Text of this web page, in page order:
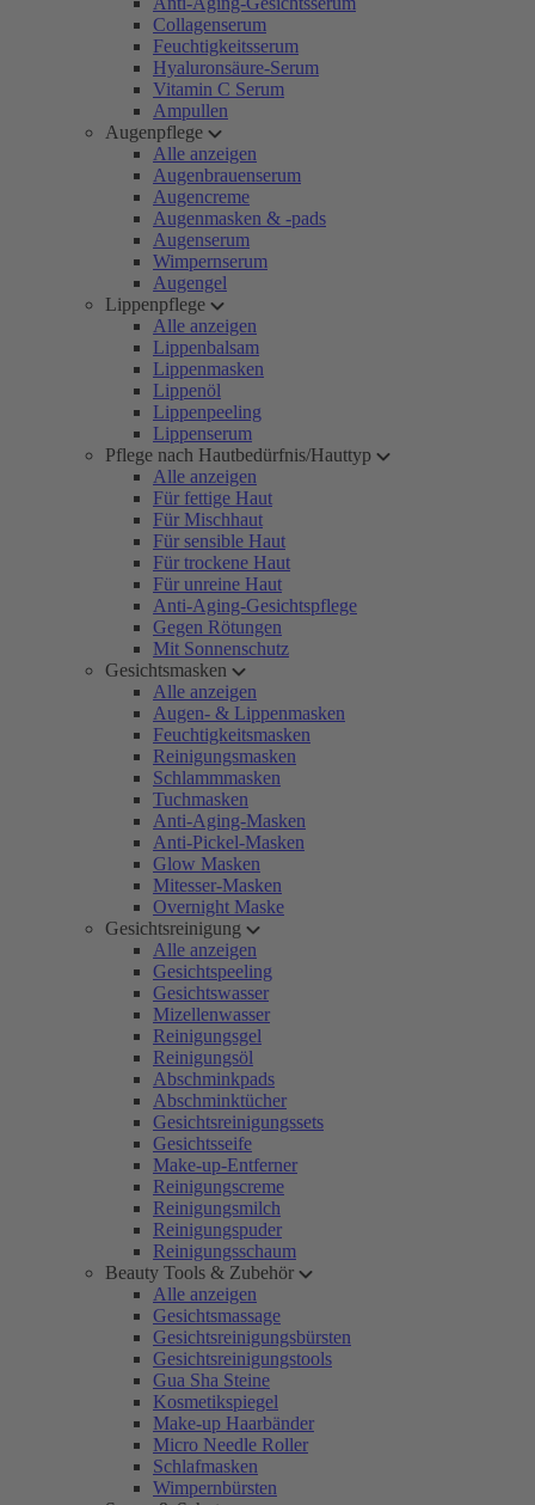
Collagenserum
Feuchtigkeitsserum
Hyaluronsäure-Serum
Vitamin C Serum
Ampullen
Augenpflege
Alle anzeigen
Augenbrauenserum
Augencreme
Augenmasken & -pads
Augenserum
Wimpernserum
Augengel
Lippenpflege
Alle anzeigen
Lippenbalsam
Lippenmasken
Lippenöl
Lippenpeeling
Lippenserum
Pflege nach Hautbedürfnis/Hauttyp
Alle anzeigen
Für fettige Haut
Für Mischhaut
Für sensible Haut
Für trockene Haut
Für unreine Haut
Anti-Aging-Gesichtspflege
Gegen Rötungen
Mit Sonnenschutz
Gesichtsmasken
Alle anzeigen
Augen- & Lippenmasken
Feuchtigkeitsmasken
Reinigungsmasken
Schlammmasken
Tuchmasken
Anti-Aging-Masken
Anti-Pickel-Masken
Glow Masken
Mitesser-Masken
Overnight Maske
Gesichtsreinigung
Alle anzeigen
Gesichtspeeling
Gesichtswasser
Mizellenwasser
Reinigungsgel
Reinigungsöl
Abschminkpads
Abschminktücher
Gesichtsreinigungssets
Gesichtsseife
Make-up-Entferner
Reinigungscreme
Reinigungsmilch
Reinigungspuder
Reinigungsschaum
Beauty Tools & Zubehör
Alle anzeigen
Gesichtsmassage
Gesichtsreinigungsbürsten
Gesichtsreinigungstools
Gua Sha Steine
Kosmetikspiegel
Make-up Haarbänder
Micro Needle Roller
Schlafmasken
Wimpernbürsten